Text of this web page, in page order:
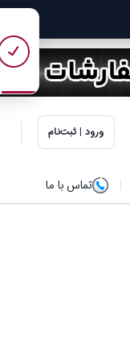
ورود | ثبت‌نام
تماس با ما